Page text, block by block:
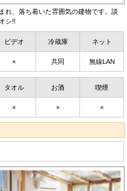
れ、落ち着いた雰囲気の建物です。談
シ!!
ビデオ 冷蔵庫 ネット
× 共同 無線LAN
タオル お酒 喫煙
× × ×